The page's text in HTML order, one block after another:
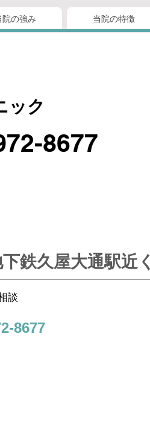
院の強み 当院の特徴
ック
8677
鉄久屋大通駅近く
談
8677